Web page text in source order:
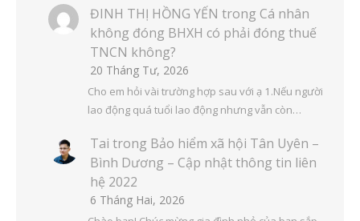
ĐINH THỊ HỒNG YẾN trong Cá nhân
không đóng BHXH có phải đóng thuế
TNCN không?
20 Tháng Tư, 2026
Cho em hỏi vài trường hợp sau với ạ 1.Nếu người
lao động quá tuổi lao động nhưng vẫn còn…
Tai trong Bảo hiểm xã hội Tân Uyên –
Bình Dương – Cập nhật thông tin liên
hệ 2022
6 Tháng Hai, 2026